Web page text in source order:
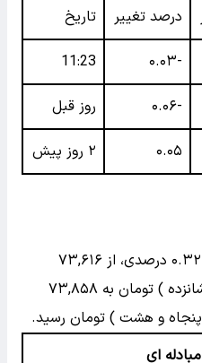
درصد تغییر تاریخ
-۰.۰۳ 11:23
-۰.۰۶ روز قبل
۰.۰۵ ۲ روز پیش
یورو مبادله ای امروز با افزایش ۰.۳۲ درصدی، از ۷۳,۶۱۶
(هفتاد و سه هزار و ششصد و شانزده ) تومان به ۷۳,۸۵۸
و هشت ) تومان رسید.